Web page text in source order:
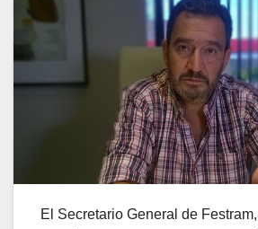
El Secretario General de Festram,